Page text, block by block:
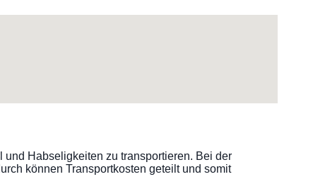
Habseligkeiten zu transportieren. Bei der
können Transportkosten geteilt und somit